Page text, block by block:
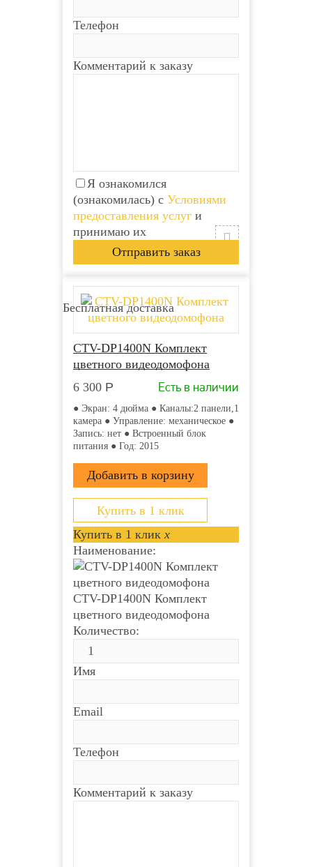
Телефон
Комментарий к заказу
Я ознакомился
(ознакомилась) с Условиями
предоставления услуг и
принимаю их
Бесплатная доставка
CTV-DP1400N Комплект
цветного видеодомофона
6 300 Р Есть в наличии
● Экран: 4 дюйма ● Каналы:2 панели,1
камера ● Управление: механическое ●
Запись: нет ● Встроенный блок
питания ● Год: 2015
Купить в 1 клик
Купить в 1 клик x
Наименование:
CTV-DP1400N Комплект
цветного видеодомофона
Количество:
Имя
Email
Телефон
Комментарий к заказу